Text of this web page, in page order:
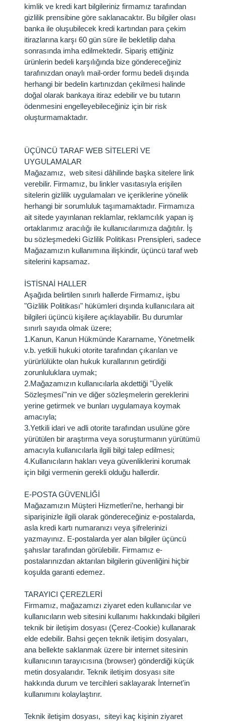
kimlik ve kredi kart bilgileriniz firmamız tarafından
gizlilik prensibine göre saklanacaktır. Bu bilgiler olası
banka ile oluşubilecek kredi kartından para çekim
itirazlarına karşı 60 gün süre ile bekletilip daha
sonrasında imha edilmektedir. Sipariş ettiğiniz
ürünlerin bedeli karşılığında bize göndereceğiniz
tarafınızdan onaylı mail-order formu bedeli dışında
herhangi bir bedelin kartınızdan çekilmesi halinde
doğal olarak bankaya itiraz edebilir ve bu tutarın
ödenmesini engelleyebileceğiniz için bir risk
oluşturmamaktadır.
ÜÇÜNCÜ TARAF WEB SİTELERİ VE
UYGULAMALAR
Mağazamız, web sitesi dâhilinde başka sitelere link
verebilir. Firmamız, bu linkler vasıtasıyla erişilen
sitelerin gizlilik uygulamaları ve içeriklerine yönelik
herhangi bir sorumluluk taşımamaktadır. Firmamıza
ait sitede yayınlanan reklamlar, reklamcılık yapan iş
ortaklarımız aracılığı ile kullanıcılarımıza dağıtılır. İş
bu sözleşmedeki Gizlilik Politikası Prensipleri, sadece
Mağazamızın kullanımına ilişkindir, üçüncü taraf web
sitelerini kapsamaz.
İSTİSNAİ HALLER
Aşağıda belirtilen sınırlı hallerde Firmamız, işbu
"Gizlilik Politikası" hükümleri dışında kullanıcılara ait
bilgileri üçüncü kişilere açıklayabilir. Bu durumlar
sınırlı sayıda olmak üzere;
1.Kanun, Kanun Hükmünde Kararname, Yönetmelik
v.b. yetkili hukuki otorite tarafından çıkarılan ve
yürürlülükte olan hukuk kurallarının getirdiği
zorunluluklara uymak;
2.Mağazamızın kullanıcılarla akdettiği "Üyelik
Sözleşmesi"'nin ve diğer sözleşmelerin gereklerini
yerine getirmek ve bunları uygulamaya koymak
amacıyla;
3.Yetkili idari ve adli otorite tarafından usulüne göre
yürütülen bir araştırma veya soruşturmanın yürütümü
amacıyla kullanıcılarla ilgili bilgi talep edilmesi;
4.Kullanıcıların hakları veya güvenliklerini korumak
için bilgi vermenin gerekli olduğu hallerdir.
E-POSTA GÜVENLİĞİ
Mağazamızın Müşteri Hizmetleri’ne, herhangi bir
siparişinizle ilgili olarak göndereceğiniz e-postalarda,
asla kredi kartı numaranızı veya şifrelerinizi
yazmayınız. E-postalarda yer alan bilgiler üçüncü
şahıslar tarafından görülebilir. Firmamız e-
postalarınızdan aktarılan bilgilerin güvenliğini hiçbir
koşulda garanti edemez.
TARAYICI ÇEREZLERİ
Firmamız, mağazamızı ziyaret eden kullanıcılar ve
kullanıcıların web sitesini kullanımı hakkındaki bilgileri
teknik bir iletişim dosyası (Çerez-Cookie) kullanarak
elde edebilir. Bahsi geçen teknik iletişim dosyaları,
ana bellekte saklanmak üzere bir internet sitesinin
kullanıcının tarayıcısına (browser) gönderdiği küçük
metin dosyalarıdır. Teknik iletişim dosyası site
hakkında durum ve tercihleri saklayarak İnternet'in
kullanımını kolaylaştırır.
Teknik iletişim dosyası, siteyi kaç kişinin ziyaret